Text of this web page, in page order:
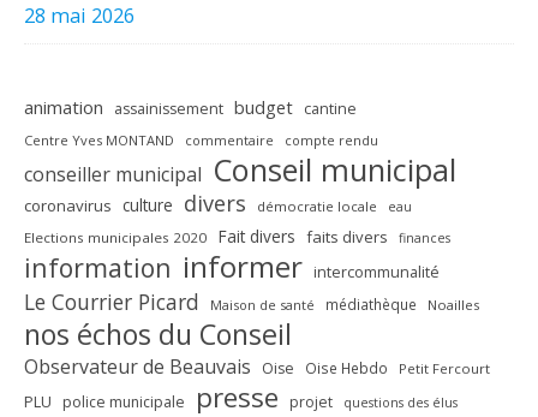
28 mai 2026
animation assainissement budget cantine
Centre Yves MONTAND commentaire compte rendu
conseiller municipal Conseil municipal
coronavirus culture divers démocratie locale eau
Elections municipales 2020 Fait divers faits divers finances
information informer intercommunalité
Le Courrier Picard Maison de santé médiathèque Noailles
nos échos du Conseil
Observateur de Beauvais Oise Oise Hebdo Petit Fercourt
PLU police municipale presse projet questions des élus